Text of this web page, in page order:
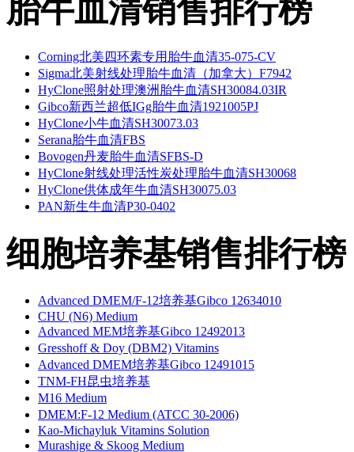
胎牛血清销售排行榜
Corning北美四环素专用胎牛血清35-075-CV
Sigma北美射线处理胎牛血清（加拿大）F7942
HyClone照射处理澳洲胎牛血清SH30084.03IR
Gibco新西兰超低IGg胎牛血清1921005PJ
HyClone小牛血清SH30073.03
Serana胎牛血清FBS
Bovogen丹麦胎牛血清SFBS-D
HyClone射线处理活性炭处理胎牛血清SH30068
HyClone供体成年牛血清SH30075.03
PAN新生牛血清P30-0402
细胞培养基销售排行榜
Advanced DMEM/F-12培养基Gibco 12634010
CHU (N6) Medium
Advanced MEM培养基Gibco 12492013
Gresshoff & Doy (DBM2) Vitamins
Advanced DMEM培养基Gibco 12491015
TNM-FH昆虫培养基
M16 Medium
DMEM:F-12 Medium (ATCC 30-2006)
Kao-Michayluk Vitamins Solution
Murashige & Skoog Medium